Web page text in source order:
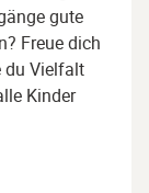
gute
Freue dich
du Vielfalt
Kinder